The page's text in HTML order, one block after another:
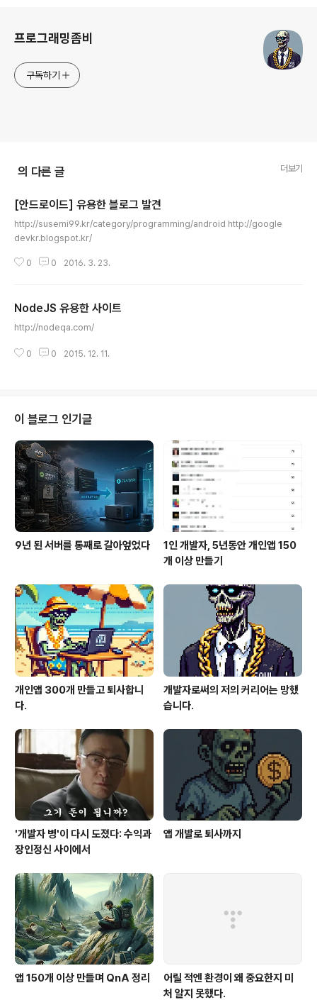
프로그래밍좀비
구독하기
의 다른 글 더보기
[안드로이드] 유용한 블로그 발견
http://susemi99.kr/category/programming/android http://google
devkr.blogspot.kr/
0 0 2016. 3. 23.
NodeJS 유용한 사이트
http://nodeqa.com/
0 0 2015. 12. 11.
이 블로그 인기글
9년 된 서버를 통째로 갈아엎었다
1인 개발자, 5년동안 개인앱 150
개 이상 만들기
개인앱 300개 만들고 퇴사합니
다.
개발자로써의 저의 커리어는 망했
습니다.
'개발자 병'이 다시 도졌다: 수익과
장인정신 사이에서
앱 개발로 퇴사까지
앱 150개 이상 만들며 QnA 정리
어릴 적엔 환경이 왜 중요한지 미
처 알지 못했다.